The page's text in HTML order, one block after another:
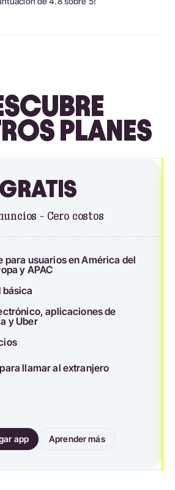
PLANES
GRATIS
- Cero costos
para usuarios en América del
y APAC
básica
aplicaciones de
y Uber
llamar al extranjero
app Aprender más